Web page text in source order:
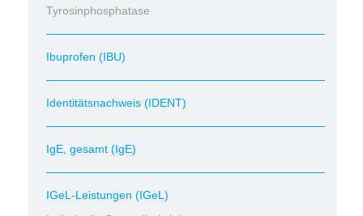
Tyrosinphosphatase
Ibuprofen (IBU)
Identitätsnachweis (IDENT)
IgE, gesamt (IgE)
IGeL-Leistungen (IGeL)